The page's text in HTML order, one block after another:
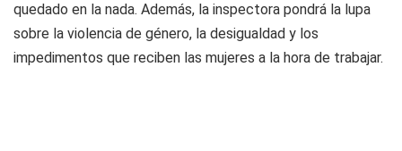
quedado en la nada. Además, la inspectora pondrá la lupa
sobre la violencia de género, la desigualdad y los
impedimentos que reciben las mujeres a la hora de trabajar.